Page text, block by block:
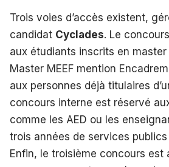
Trois voies d’accès existent,
candidat Cyclades. Le
aux étudiants inscrits en
Master MEEF mention
aux personnes déjà titulaires
concours interne est réservé
comme les AED ou les
trois années de services publics
Enfin, le troisième concours est